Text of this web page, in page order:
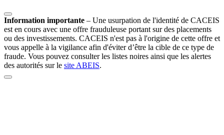
Information importante – Une usurpation de l'identité de CACEIS
est en cours avec une offre frauduleuse portant sur des placements
ou des investissements. CACEIS n'est pas à l'origine de cette offre et
vous appelle à la vigilance afin d'éviter d’être la cible de ce type de
fraude. Vous pouvez consulter les listes noires ainsi que les alertes
des autorités sur le site ABEIS.